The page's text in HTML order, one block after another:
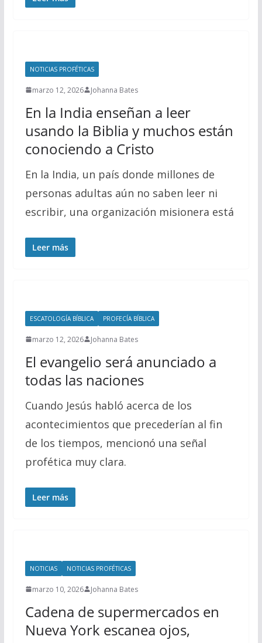
NOTICIAS PROFÉTICAS
marzo 12, 2026 Johanna Bates
En la India enseñan a leer
usando la Biblia y muchos están
conociendo a Cristo
En la India, un país donde millones de
personas adultas aún no saben leer ni
escribir, una organización misionera está
Leer más
ESCATOLOGÍA BÍBLICA PROFECÍA BÍBLICA
marzo 12, 2026 Johanna Bates
El evangelio será anunciado a
todas las naciones
Cuando Jesús habló acerca de los
acontecimientos que precederían al fin
de los tiempos, mencionó una señal
profética muy clara.
Leer más
NOTICIAS NOTICIAS PROFÉTICAS
marzo 10, 2026 Johanna Bates
Cadena de supermercados en
Nueva York escanea ojos,